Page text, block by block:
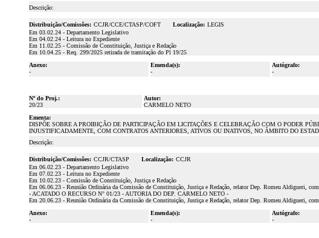
Descrição:
Distribuição/Comissões: CCJR/CCE/CTASP/COFT Localização: LEGIS
Em 03.02.24 - Departamento Legislativo
Em 04.02.24 - Leitura no Expediente
Em 11.02.25 - Comissão de Constituição, Justiça e Redação
Em 10.04.25 - Req. 299/2025 retirada de tramitação do Pl 19/25
Anexo:
-
Emenda(s):
-
Autógrafo:
-
Nº do Proj.:
20/23
Autor:
CARMELO NETO
Ementa:
DISPÕE SOBRE A PROIBIÇÃO DE PARTICIPAÇÃO EM LICITAÇÕES E CELEBRAÇÃO COM O PODER
INJUSTIFICADAMENTE, COM CONTRATOS ANTERIORES, ATIVOS OU INATIVOS, NO ÂMBITO DO
Descrição:
Distribuição/Comissões: CCJR/CTASP Localização: CCJR
Em 06.02.23 - Departamento Legislativo
Em 07.02.23 - Leitura no Expediente
Em 10.02.23 - Comissão de Constituição, Justiça e Redação
Em 06.06.23 - Reunião Ordinária da Comissão de Constituição, Justiça e Redação, relator Dep. Romeu Aldigueri,
- ACATADO O RECURSO N° 01/23 - AUTORIA DO DEP. CARMELO NETO -
Em 20.06.23 - Reunião Ordinária da Comissão de Constituição, Justiça e Redação, relator Dep. Romeu Aldigueri,
Anexo:
-
Emenda(s):
-
Autógrafo:
-